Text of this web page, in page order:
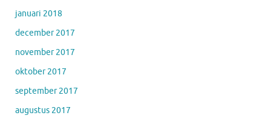
januari 2018
december 2017
november 2017
oktober 2017
september 2017
augustus 2017